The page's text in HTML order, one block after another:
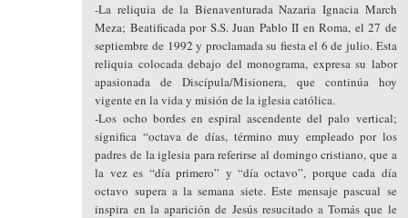
-La reliquia de la Bienaventurada Nazaria Ignacia March
Meza; Beatificada por S.S. Juan Pablo II en Roma, el 27 de
septiembre de 1992 y proclamada su fiesta el 6 de julio. Esta
reliquia colocada debajo del monograma, expresa su labor
apasionada de Discípula/Misionera, que continúa hoy
vigente en la vida y misión de la iglesia católica.
-Los ocho bordes en espiral ascendente del palo vertical;
significa “octava de días, término muy empleado por los
padres de la iglesia para referirse al domingo cristiano, que a
la vez es “día primero” y “día octavo”, porque cada día
octavo supera a la semana siete. Este mensaje pascual se
inspira en la aparición de Jesús resucitado a Tomás que le